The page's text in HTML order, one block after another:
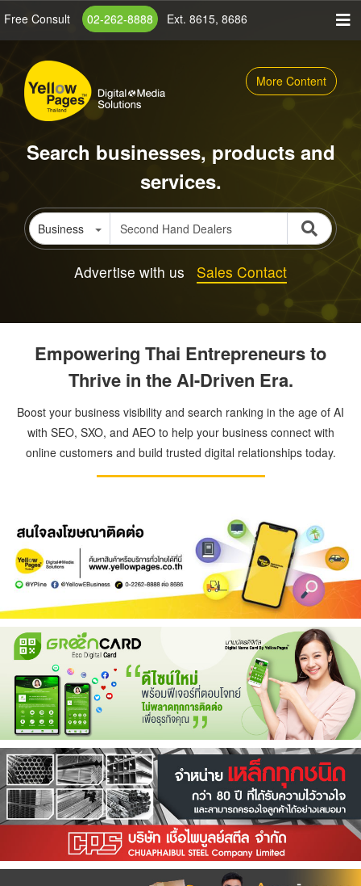
content
Free Consult 02-262-8888 Ext. 8615, 8686
More Content
Search businesses, products and
services.
Business
Advertise with us Sales Contact
Empowering Thai Entrepreneurs to
Thrive in the AI-Driven Era.
Boost your business visibility and search ranking in the age of AI
with SEO, SXO, and AEO to help your business connect with
online customers and build trusted digital relationships today.